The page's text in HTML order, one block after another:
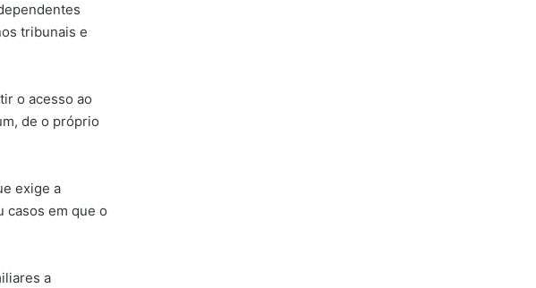
tribunais e
o acesso ao
de o próprio
exige a
casos em que o
a